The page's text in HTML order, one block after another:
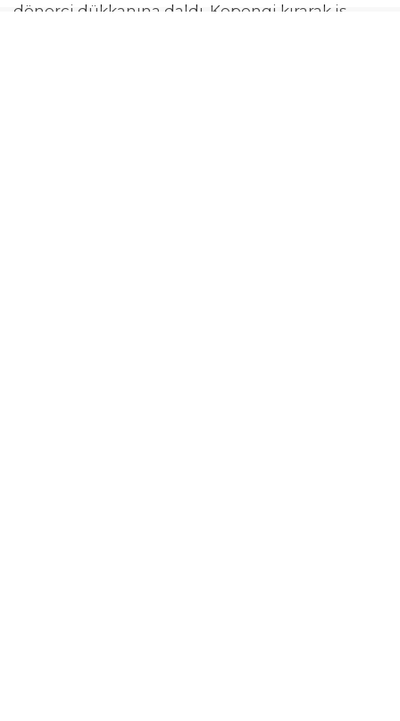
dönerci dükkanına daldı. Kepengi kırarak iş